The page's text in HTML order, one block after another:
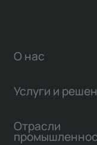
О нас
Услуги и
Отрасли